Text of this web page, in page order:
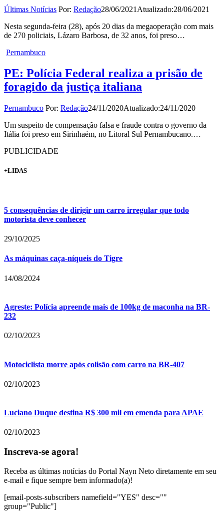
Últimas Notícias Por: Redação28/06/2021 Atualizado:28/06/2021
Nesta segunda-feira (28), após 20 dias da megaoperação com mais
de 270 policiais, Lázaro Barbosa, de 32 anos, foi preso…
Pernambuco
PE: Polícia Federal realiza a prisão de
foragido da justiça italiana
Pernambuco Por: Redação24/11/2020Atualizado:24/11/2020
Um suspeito de compensação falsa e fraude contra o governo da
Itália foi preso em Sirinhaém, no Litoral Sul Pernambucano.…
PUBLICIDADE
+LIDAS
5 consequências de dirigir um carro irregular que todo
motorista deve conhecer
29/10/2025
As máquinas caça-níqueis do Tigre
14/08/2024
Agreste: Polícia apreende mais de 100kg de maconha na BR-
232
02/10/2023
Motociclista morre após colisão com carro na BR-407
02/10/2023
Luciano Duque destina R$ 300 mil em emenda para APAE
02/10/2023
Inscreva-se agora!
Receba as últimas notícias do Portal Nayn Neto diretamente em seu
e-mail e fique sempre bem informado(a)!
[email-posts-subscribers namefield="YES" desc=""
group="Public"]